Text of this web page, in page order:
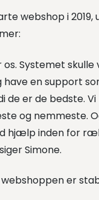
webshop i
Systemet
en support
de er de bedste.
og nemmeste.
hjælp inden for
Simone.
er